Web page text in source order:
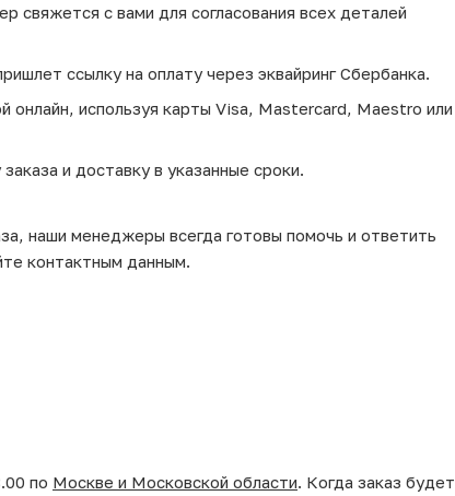
свяжется с вами для согласования всех деталей
ссылку на оплату через эквайринг Сбербанка.
онлайн, используя карты Visa, Mastercard, Maestro или
и доставку в указанные сроки.
наши менеджеры всегда готовы помочь и ответить
контактным данным.
по Москве и Московской области. Когда заказ будет